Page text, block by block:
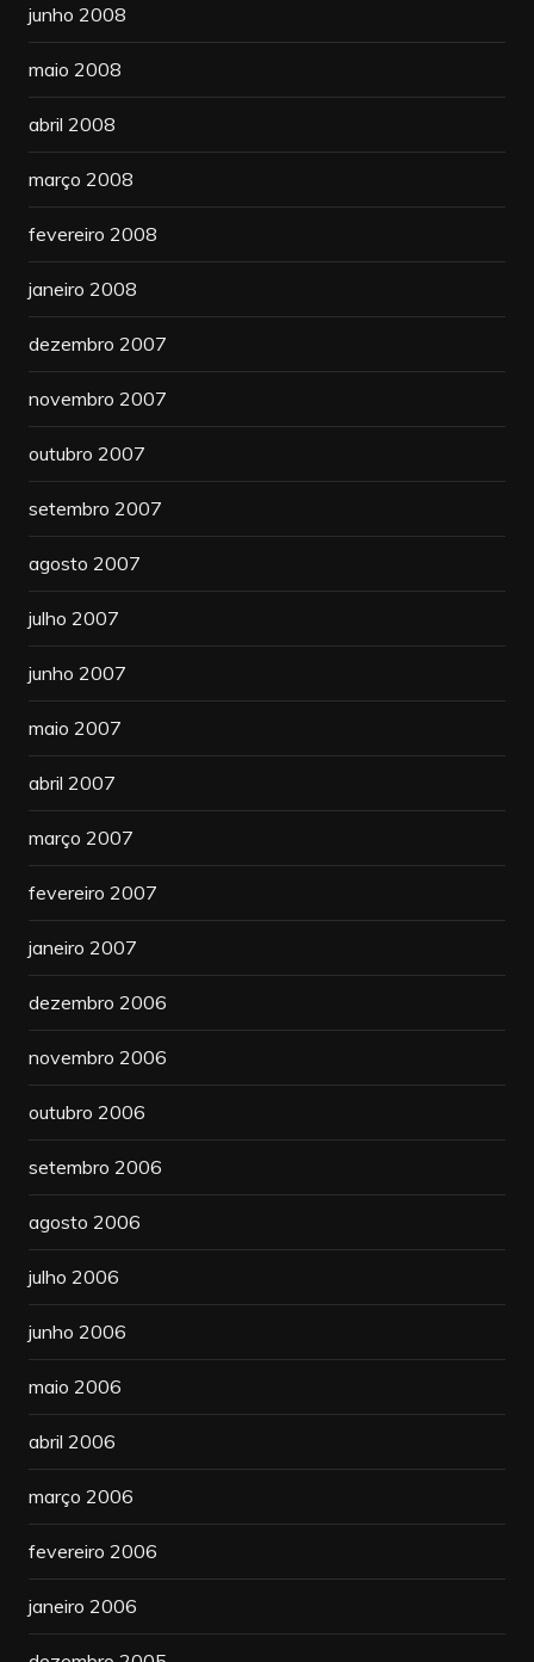
junho 2008
maio 2008
abril 2008
março 2008
fevereiro 2008
janeiro 2008
dezembro 2007
novembro 2007
outubro 2007
setembro 2007
agosto 2007
julho 2007
junho 2007
maio 2007
abril 2007
março 2007
fevereiro 2007
janeiro 2007
dezembro 2006
novembro 2006
outubro 2006
setembro 2006
agosto 2006
julho 2006
junho 2006
maio 2006
abril 2006
março 2006
fevereiro 2006
janeiro 2006